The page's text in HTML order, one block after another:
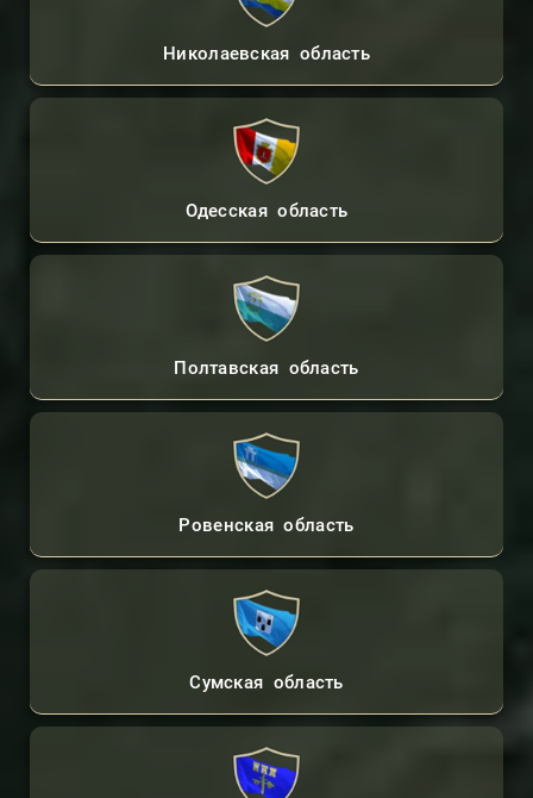
Николаевская область
Одесская область
Полтавская область
Ровенская область
Сумская область